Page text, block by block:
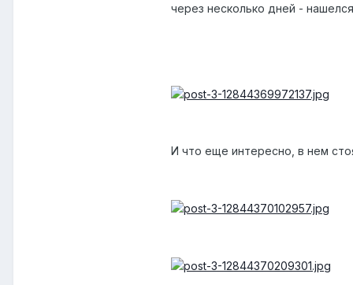
через несколько дней -
И что еще интересно, в нем